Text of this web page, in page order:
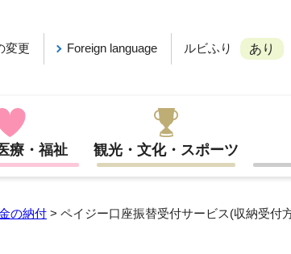
変更 Foreign language ルビふり あり
療・福祉 観光・文化・スポーツ
の納付 > ペイジー口座振替受付サービス(収納受付